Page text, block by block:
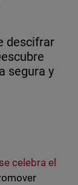
descifrar
segura y
celebra el